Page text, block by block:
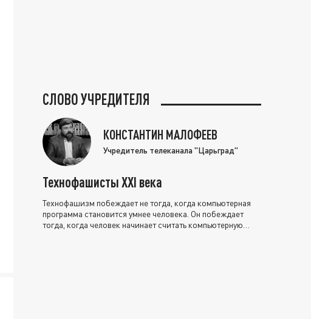
СЛОВО УЧРЕДИТЕЛЯ
КОНСТАНТИН МАЛОФЕЕВ
Учредитель телеканала "Царьград"
Технофашисты XXI века
Технофашизм побеждает не тогда, когда компьютерная
программа становится умнее человека. Он побеждает
тогда, когда человек начинает считать компьютерную